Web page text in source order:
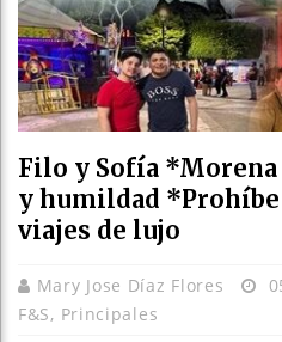
Filo y Sofía
y humildad *Prohíbe
viajes de lujo
Mary Jose Díaz Flores
F&S, Principales